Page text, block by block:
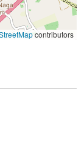
contributors